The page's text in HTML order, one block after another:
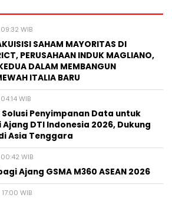
WIB
SAHAM MAYORITAS DI
PERUSAHAAN INDUK MAGLIANO,
DALAM MEMBANGUN
ITALIA BARU
WIB
Solusi Penyimpanan Data untuk
DTI Indonesia 2026, Dukung
Asia Tenggara
WIB
Ajang GSMA M360 ASEAN 2026
WIB